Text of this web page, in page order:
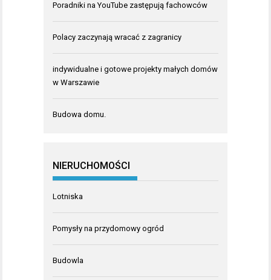
Poradniki na YouTube zastępują fachowców
Polacy zaczynają wracać z zagranicy
indywidualne i gotowe projekty małych domów
w Warszawie
Budowa domu.
NIERUCHOMOŚCI
Lotniska
Pomysły na przydomowy ogród
Budowla